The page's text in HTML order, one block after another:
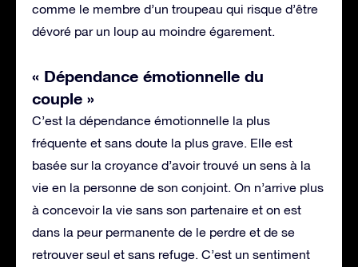
comme le membre d’un troupeau qui risque d’être
dévoré par un loup au moindre égarement.
« Dépendance émotionnelle du
couple »
C’est la dépendance émotionnelle la plus
fréquente et sans doute la plus grave. Elle est
basée sur la croyance d’avoir trouvé un sens à la
vie en la personne de son conjoint. On n’arrive plus
à concevoir la vie sans son partenaire et on est
dans la peur permanente de le perdre et de se
retrouver seul et sans refuge. C’est un sentiment